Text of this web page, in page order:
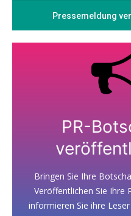
Pressemeldung
PR-
Bringen Sie Ihre
Veröffentlichen Sie Ihre
informieren Sie ihre